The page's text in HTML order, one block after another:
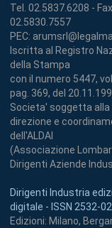
Tel. 02.5837.6208 - Fax
02.5830.7557
PEC:
Iscritta al Registro
della Stampa
con il numero 5447,
pag. 369, del
Societa' soggetta alla
direzione e
dell'ALDAI
(Associazione
Dirigenti Aziende
Dirigenti Industria
digitale - ISSN 2532-
Edizioni: Milano,